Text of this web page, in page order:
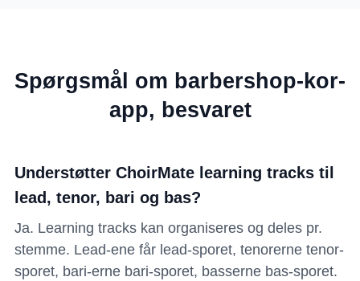
Spørgsmål om barbershop-kor-
app, besvaret
Understøtter ChoirMate learning tracks til
lead, tenor, bari og bas?
Ja. Learning tracks kan organiseres og deles pr.
stemme. Lead-ene får lead-sporet, tenorerne tenor-
sporet, bari-erne bari-sporet, basserne bas-sporet.